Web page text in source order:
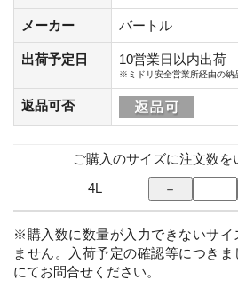
メーカー バートル
出荷予定日 10営業日以内出荷
※ミドリ安全営業所経由の納
返品可否
ご購入のサイズに注文数を
4L
※購入数に数量が入力できないサイ
ません。入荷予定の確認等につきま
にてお問合せください。